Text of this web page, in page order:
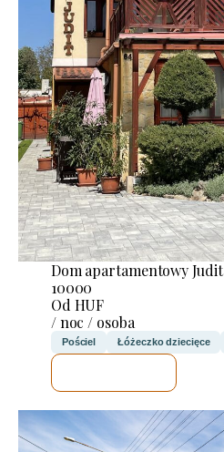
Dom apartamentowy Judit
10000
Od HUF
/ noc / osoba
Pościel Łóżeczko dziecięce